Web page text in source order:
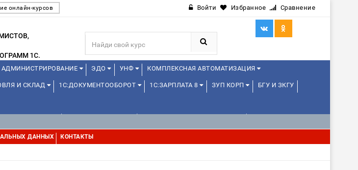
онлайн-курсов Войти Избранное Сравнение
1С.
АДМИНИСТРИРОВАНИЕ ЭДО УНФ КОМПЛЕКСНАЯ АВТОМАТИЗАЦИЯ
И СКЛАД 1С:ДОКУМЕНТООБОРОТ 1С:ЗАРПЛАТА 8 ЗУП КОРП БГУ И ЗКГУ
КУРСОВ
ПРОБЫ) 4-6 ЧАСОВ ОТ 12 ЛЕТ
ДАННЫХ КОНТАКТЫ